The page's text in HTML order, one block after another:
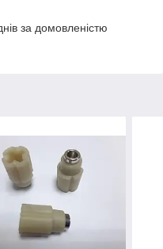
за домовленістю